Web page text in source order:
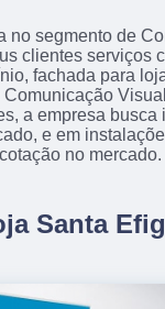
no segmento de
clientes serviços
fachada para
a empresa busca
e em
no mercado.
Santa